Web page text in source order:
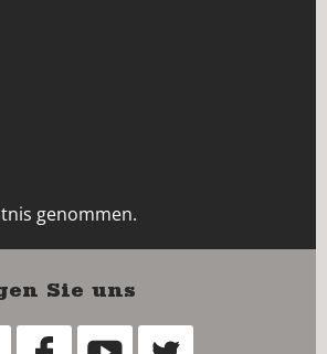
genommen.
Sie uns